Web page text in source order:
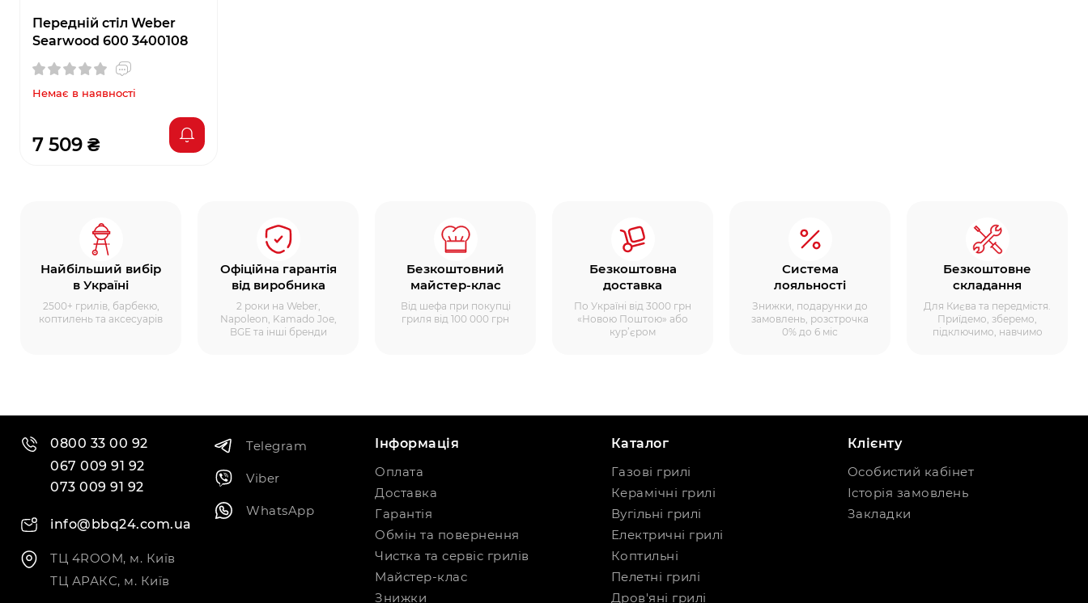
Передній стіл Weber
Searwood 600 3400108
Немає в наявності
7 509 ₴
Найбільший вибір
в Україні
2500+ грилів, барбекю,
коптилень та аксесуарів
Офіційна гарантія
від виробника
2 роки на Weber,
Napoleon, Kamado Joe,
BGE та інші бренди
Безкоштовний
майстер-клас
Від шефа при покупці
гриля від 100 000 грн
Безкоштовна
доставка
По Україні від 3000 грн
«Новою Поштою» або
кур’єром
Система
лояльності
Знижки, подарунки до
замовлень, розстрочка
0% до 6 міс
Безкоштовне
складання
Для Києва та передмістя.
Приїдемо, зберемо,
підключимо, навчимо
0800 33 00 92
067 009 91 92
073 009 91 92
info@bbq24.com.ua
ТЦ 4ROOM, м. Київ
ТЦ АРАКС, м. Київ
Telegram
Viber
WhatsApp
Інформація
Оплата
Доставка
Гарантія
Обмін та повернення
Чистка та сервіс грилів
Майстер-клас
Знижки
Каталог
Газові грилі
Керамічні грилі
Вугільні грилі
Електричні грилі
Коптильні
Пелетні грилі
Дров'яні грилі
Клієнту
Особистий кабінет
Історія замовлень
Закладки